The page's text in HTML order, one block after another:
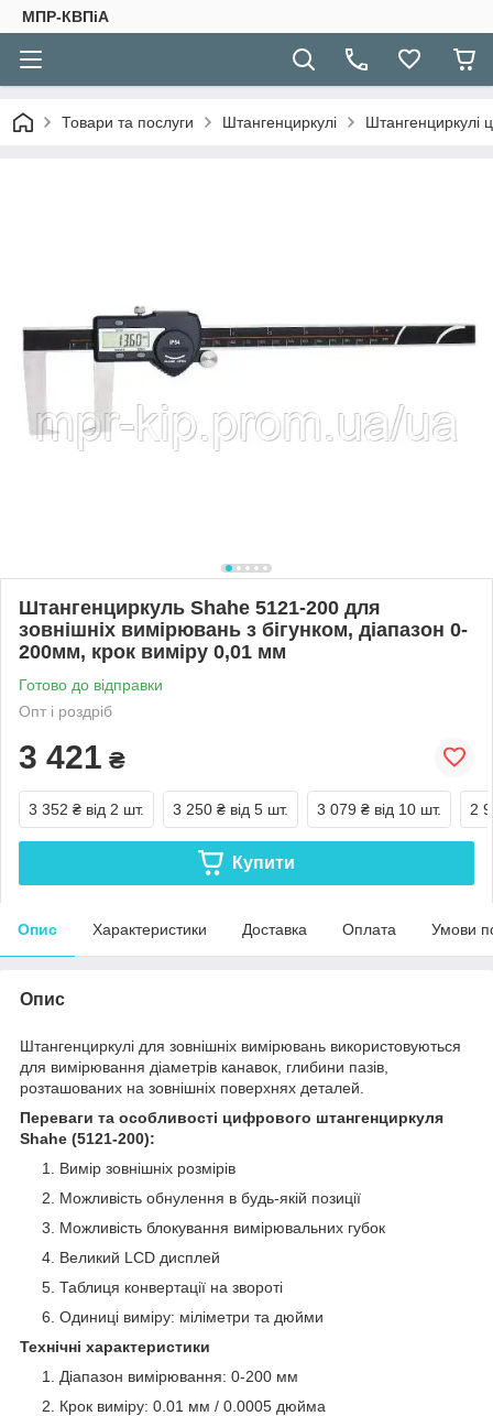
МПР-КВПіА
Товари та послуги Штангенциркулі Штангенциркулі
Штангенциркуль Shahe 5121-200 для
зовнішніх вимірювань з бігунком, діапазон 0-
200мм, крок виміру 0,01 мм
Готово до відправки
Опт і роздріб
3 421 ₴
3 352 ₴ від 2 шт. 3 250 ₴ від 5 шт. 3 079 ₴ від 10 шт. 2
Купити
Опис Характеристики Доставка Оплата Умови
Опис
Штангенциркулі для зовнішніх вимірювань використовуються
для вимірювання діаметрів канавок, глибини пазів,
розташованих на зовнішніх поверхнях деталей.
Переваги та особливості цифрового штангенциркуля
Shahe (5121-200):
Вимір зовнішніх розмірів
Можливість обнулення в будь-якій позиції
Можливість блокування вимірювальних губок
Великий LCD дисплей
Таблиця конвертації на звороті
Одиниці виміру: міліметри та дюйми
Технічні характеристики
Діапазон вимірювання: 0-200 мм
Крок виміру: 0.01 мм / 0.0005 дюйма